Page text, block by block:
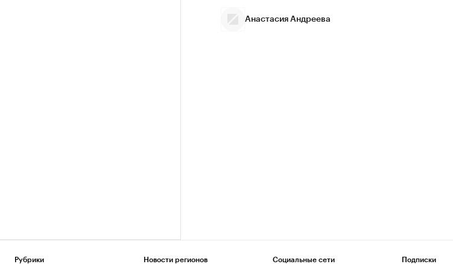
Анастасия Андреева
Рубрики Новости регионов Социальные сети Подписки